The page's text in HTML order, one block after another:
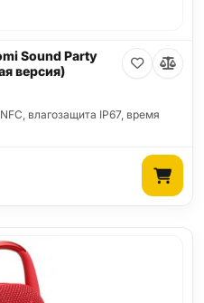
Sound Party
версия)
влагозащита IP67, время